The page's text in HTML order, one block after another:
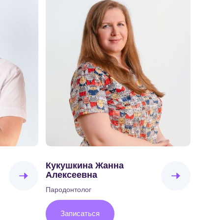
Кукушкина Жанна
Алексеевна
Пародонтолог
Записаться